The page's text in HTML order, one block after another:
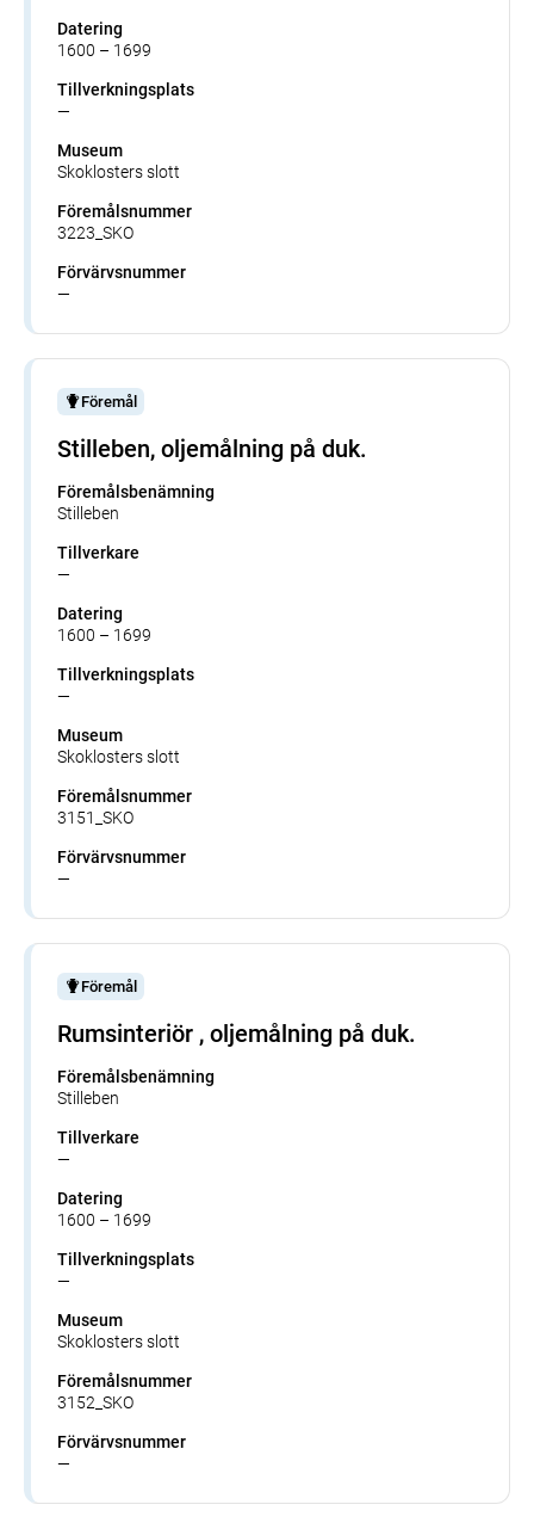
Datering
1600 – 1699
Tillverkningsplats
—
Museum
Skoklosters slott
Föremålsnummer
3223_SKO
Förvärvsnummer
—
Föremål
Stilleben, oljemålning på duk.
Föremålsbenämning
Stilleben
Tillverkare
—
Datering
1600 – 1699
Tillverkningsplats
—
Museum
Skoklosters slott
Föremålsnummer
3151_SKO
Förvärvsnummer
—
Föremål
Rumsinteriör , oljemålning på duk.
Föremålsbenämning
Stilleben
Tillverkare
—
Datering
1600 – 1699
Tillverkningsplats
—
Museum
Skoklosters slott
Föremålsnummer
3152_SKO
Förvärvsnummer
—